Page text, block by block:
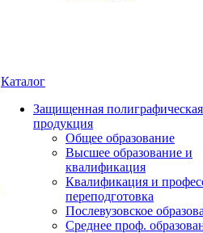
Каталог
Защищенная полиграфическая
продукция
Общее образование
Высшее образование и
квалификация
Квалификация и
переподготовка
Послевузовское
Среднее проф.